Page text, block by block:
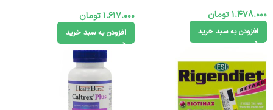
1.478.000تومان
افزودن به سبد خرید
1.617.000تومان
افزودن به سبد خرید